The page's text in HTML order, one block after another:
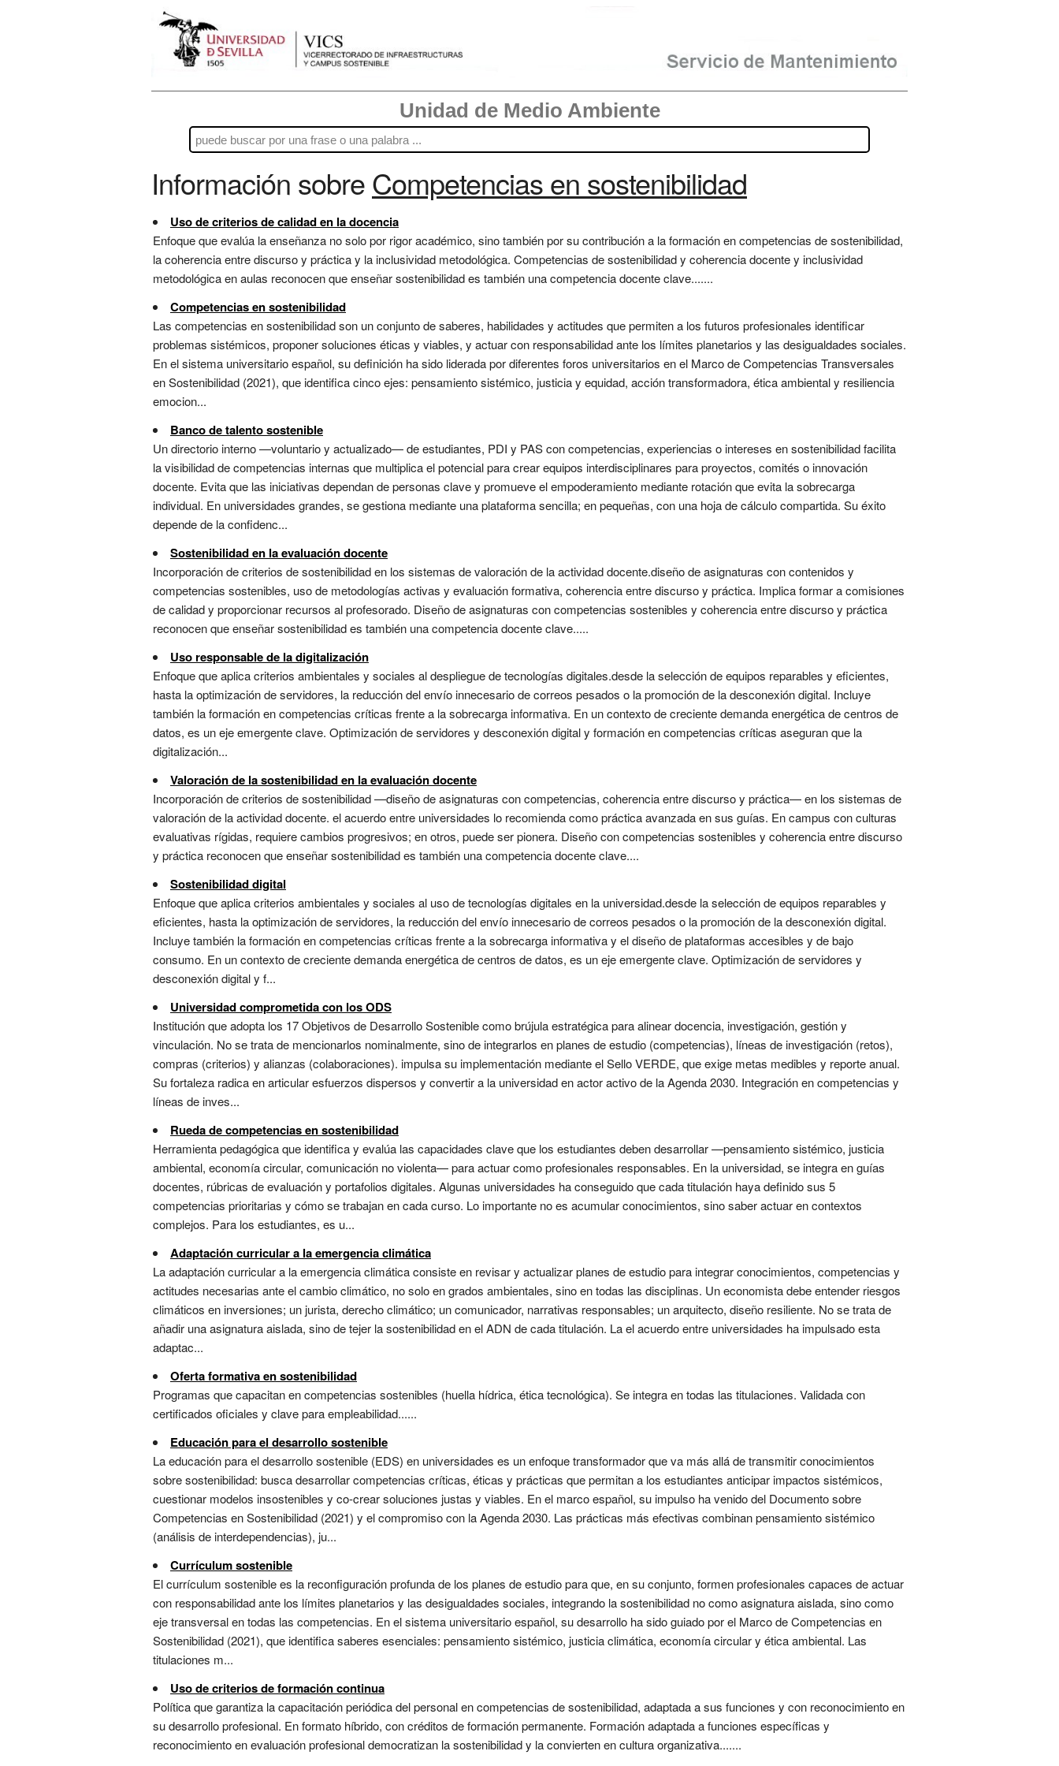
Unidad de Medio Ambiente
Información sobreCompetencias en sostenibilidad
Uso de criterios de calidad en la docencia
Enfoque que evalúa la enseñanza no solo por rigor académico, sino también por su contribución a la formación en competencias de sostenibilidad,
la coherencia entre discurso y práctica y la inclusividad metodológica. Competencias de sostenibilidad y coherencia docente y inclusividad
metodológica en aulas reconocen que enseñar sostenibilidad es también una competencia docente clave.......
Competencias en sostenibilidad
Las competencias en sostenibilidad son un conjunto de saberes, habilidades y actitudes que permiten a los futuros profesionales identificar
problemas sistémicos, proponer soluciones éticas y viables, y actuar con responsabilidad ante los límites planetarios y las desigualdades sociales.
En el sistema universitario español, su definición ha sido liderada por diferentes foros universitarios en el Marco de Competencias Transversales
en Sostenibilidad (2021), que identifica cinco ejes: pensamiento sistémico, justicia y equidad, acción transformadora, ética ambiental y resiliencia
emocion...
Banco de talento sostenible
Un directorio interno —voluntario y actualizado— de estudiantes, PDI y PAS con competencias, experiencias o intereses en sostenibilidad facilita
la visibilidad de competencias internas que multiplica el potencial para crear equipos interdisciplinares para proyectos, comités o innovación
docente. Evita que las iniciativas dependan de personas clave y promueve el empoderamiento mediante rotación que evita la sobrecarga
individual. En universidades grandes, se gestiona mediante una plataforma sencilla; en pequeñas, con una hoja de cálculo compartida. Su éxito
depende de la confidenc...
Sostenibilidad en la evaluación docente
Incorporación de criterios de sostenibilidad en los sistemas de valoración de la actividad docente.diseño de asignaturas con contenidos y
competencias sostenibles, uso de metodologías activas y evaluación formativa, coherencia entre discurso y práctica. Implica formar a comisiones
de calidad y proporcionar recursos al profesorado. Diseño de asignaturas con competencias sostenibles y coherencia entre discurso y práctica
reconocen que enseñar sostenibilidad es también una competencia docente clave.....
Uso responsable de la digitalización
Enfoque que aplica criterios ambientales y sociales al despliegue de tecnologías digitales.desde la selección de equipos reparables y eficientes,
hasta la optimización de servidores, la reducción del envío innecesario de correos pesados o la promoción de la desconexión digital. Incluye
también la formación en competencias críticas frente a la sobrecarga informativa. En un contexto de creciente demanda energética de centros de
datos, es un eje emergente clave. Optimización de servidores y desconexión digital y formación en competencias críticas aseguran que la
digitalización...
Valoración de la sostenibilidad en la evaluación docente
Incorporación de criterios de sostenibilidad —diseño de asignaturas con competencias, coherencia entre discurso y práctica— en los sistemas de
valoración de la actividad docente. el acuerdo entre universidades lo recomienda como práctica avanzada en sus guías. En campus con culturas
evaluativas rígidas, requiere cambios progresivos; en otros, puede ser pionera. Diseño con competencias sostenibles y coherencia entre discurso
y práctica reconocen que enseñar sostenibilidad es también una competencia docente clave....
Sostenibilidad digital
Enfoque que aplica criterios ambientales y sociales al uso de tecnologías digitales en la universidad.desde la selección de equipos reparables y
eficientes, hasta la optimización de servidores, la reducción del envío innecesario de correos pesados o la promoción de la desconexión digital.
Incluye también la formación en competencias críticas frente a la sobrecarga informativa y el diseño de plataformas accesibles y de bajo
consumo. En un contexto de creciente demanda energética de centros de datos, es un eje emergente clave. Optimización de servidores y
desconexión digital y f...
Universidad comprometida con los ODS
Institución que adopta los 17 Objetivos de Desarrollo Sostenible como brújula estratégica para alinear docencia, investigación, gestión y
vinculación. No se trata de mencionarlos nominalmente, sino de integrarlos en planes de estudio (competencias), líneas de investigación (retos),
compras (criterios) y alianzas (colaboraciones). impulsa su implementación mediante el Sello VERDE, que exige metas medibles y reporte anual.
Su fortaleza radica en articular esfuerzos dispersos y convertir a la universidad en actor activo de la Agenda 2030. Integración en competencias y
líneas de inves...
Rueda de competencias en sostenibilidad
Herramienta pedagógica que identifica y evalúa las capacidades clave que los estudiantes deben desarrollar —pensamiento sistémico, justicia
ambiental, economía circular, comunicación no violenta— para actuar como profesionales responsables. En la universidad, se integra en guías
docentes, rúbricas de evaluación y portafolios digitales. Algunas universidades ha conseguido que cada titulación haya definido sus 5
competencias prioritarias y cómo se trabajan en cada curso. Lo importante no es acumular conocimientos, sino saber actuar en contextos
complejos. Para los estudiantes, es u...
Adaptación curricular a la emergencia climática
La adaptación curricular a la emergencia climática consiste en revisar y actualizar planes de estudio para integrar conocimientos, competencias y
actitudes necesarias ante el cambio climático, no solo en grados ambientales, sino en todas las disciplinas. Un economista debe entender riesgos
climáticos en inversiones; un jurista, derecho climático; un comunicador, narrativas responsables; un arquitecto, diseño resiliente. No se trata de
añadir una asignatura aislada, sino de tejer la sostenibilidad en el ADN de cada titulación. La el acuerdo entre universidades ha impulsado esta
adaptac...
Oferta formativa en sostenibilidad
Programas que capacitan en competencias sostenibles (huella hídrica, ética tecnológica). Se integra en todas las titulaciones. Validada con
certificados oficiales y clave para empleabilidad......
Educación para el desarrollo sostenible
La educación para el desarrollo sostenible (EDS) en universidades es un enfoque transformador que va más allá de transmitir conocimientos
sobre sostenibilidad: busca desarrollar competencias críticas, éticas y prácticas que permitan a los estudiantes anticipar impactos sistémicos,
cuestionar modelos insostenibles y co-crear soluciones justas y viables. En el marco español, su impulso ha venido del Documento sobre
Competencias en Sostenibilidad (2021) y el compromiso con la Agenda 2030. Las prácticas más efectivas combinan pensamiento sistémico
(análisis de interdependencias), ju...
Currículum sostenible
El currículum sostenible es la reconfiguración profunda de los planes de estudio para que, en su conjunto, formen profesionales capaces de actuar
con responsabilidad ante los límites planetarios y las desigualdades sociales, integrando la sostenibilidad no como asignatura aislada, sino como
eje transversal en todas las competencias. En el sistema universitario español, su desarrollo ha sido guiado por el Marco de Competencias en
Sostenibilidad (2021), que identifica saberes esenciales: pensamiento sistémico, justicia climática, economía circular y ética ambiental. Las
titulaciones m...
Uso de criterios de formación continua
Política que garantiza la capacitación periódica del personal en competencias de sostenibilidad, adaptada a sus funciones y con reconocimiento en
su desarrollo profesional. En formato híbrido, con créditos de formación permanente. Formación adaptada a funciones específicas y
reconocimiento en evaluación profesional democratizan la sostenibilidad y la convierten en cultura organizativa.......